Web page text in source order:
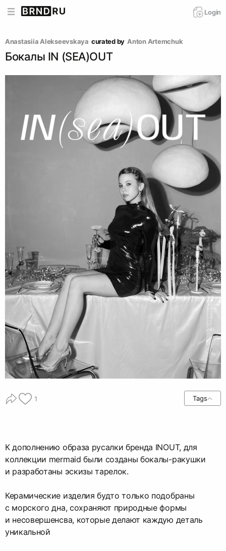
Login
Anastasiia Alekseevskaya curated by Anton Artemchuk
Бокалы IN (SEA)OUT
1 Tags
К дополнению образа русалки бренда INOUT, для
коллекции mermaid были созданы бокалы-ракушки
и разработаны эскизы тарелок.
Керамические изделия будто только подобраны
с морского дна, сохраняют природные формы
и несовершенсва, которые делают каждую деталь
уникальной